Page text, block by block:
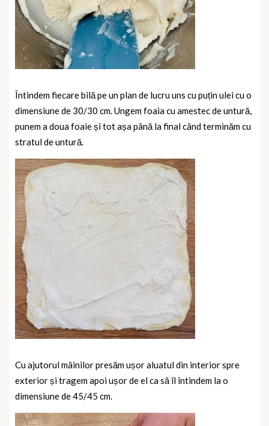
Întindem fiecare bilă pe un plan de lucru uns cu puțin ulei cu o
dimensiune de 30/30 cm. Ungem foaia cu amestec de untură,
punem a doua foaie și tot așa până la final când terminăm cu
stratul de untură.
Cu ajutorul mâinilor presăm ușor aluatul din interior spre
exterior și tragem apoi ușor de el ca să îl întindem la o
dimensiune de 45/45 cm.